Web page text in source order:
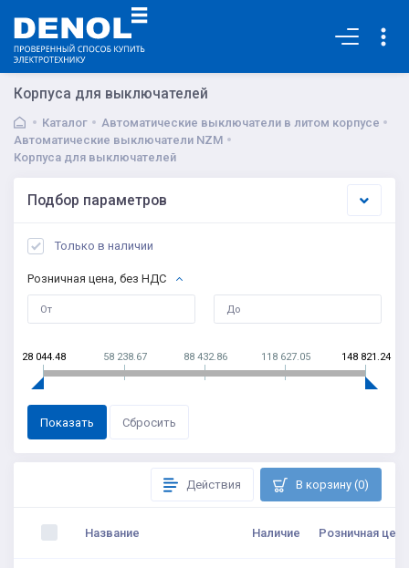
Корпуса для выключателей
Каталог
Автоматические выключатели в литом корпусе
Автоматические выключатели NZM
Корпуса для выключателей
Действия В корзину (0)
Название Наличие Розничная
Подбор параметров
Только в наличии
Розничная цена, без НДС
28 044.48 58 238.67 88 432.86 118 627.05 148 821.24